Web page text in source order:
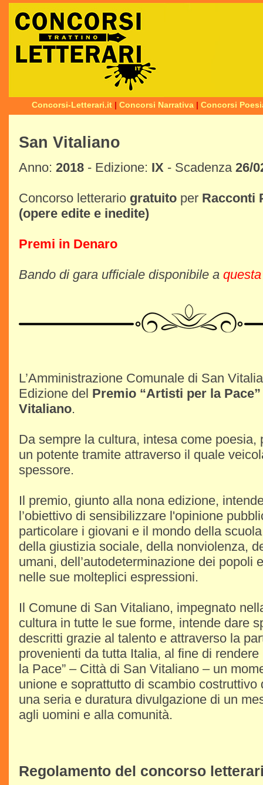
Concorsi-Letterari.it | Concorsi Narrativa | Concorsi
San Vitaliano
Anno: 2018 - Edizione: IX - Scadenza 26/
Concorso letterario gratuito per Racconti
(opere edite e inedite)
Premi in Denaro
Bando di gara ufficiale disponibile a
L’Amministrazione Comunale di San
Edizione del Premio “Artisti per la
Vitaliano.
Da sempre la cultura, intesa come poesia,
un potente tramite attraverso il quale
spessore.
Il premio, giunto alla nona edizione,
l’obiettivo di sensibilizzare l'opinione
particolare i giovani e il mondo della
della giustizia sociale, della nonviolenza,
umani, dell’autodeterminazione dei popoli
nelle sue molteplici espressioni.
Il Comune di San Vitaliano, impegnato
cultura in tutte le sue forme, intende dare
descritti grazie al talento e attraverso la
provenienti da tutta Italia, al fine di rendere
la Pace” – Città di San Vitaliano – un
unione e soprattutto di scambio costruttivo
una seria e duratura divulgazione di un
agli uomini e alla comunità.
Regolamento del concorso